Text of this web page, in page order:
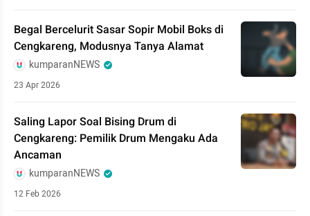
Begal Bercelurit Sasar Sopir Mobil Boks di
Cengkareng, Modusnya Tanya Alamat
kumparanNEWS
23 Apr 2026
Saling Lapor Soal Bising Drum di
Cengkareng: Pemilik Drum Mengaku Ada
Ancaman
kumparanNEWS
12 Feb 2026